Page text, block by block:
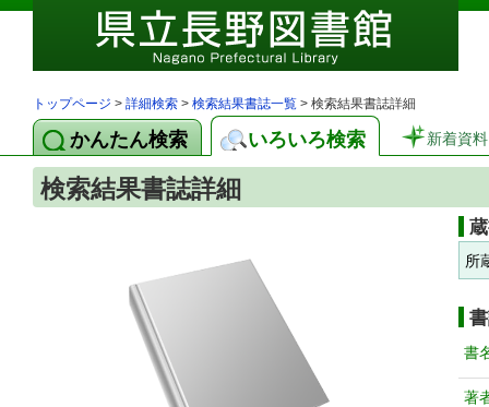
トップページ > 詳細検索 > 検索結果書誌一覧 > 検索結果書誌詳細
かんたん検索 いろいろ検索 新着資料
検索結果書誌詳細
所
書
著